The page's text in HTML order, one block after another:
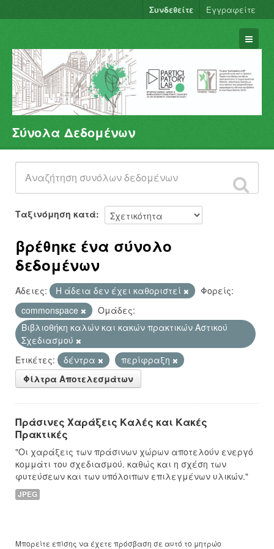
Συνδεθείτε Εγγραφείτε
Σύνολα Δεδομένων
Φορείς
Ομάδες
Σχετικά
Σύνολα Δεδομένων
Ταξινόμηση κατά
βρέθηκε ένα σύνολο
δεδομένων
Άδειες: Η άδεια δεν έχει καθοριστεί
Φορείς:
commonspace
Ομάδες:
Βιβλιοθήκη καλών και κακών πρακτικών Αστικού
Σχεδιασμού
Ετικέτες:
δέντρα
περίφραξη
Φίλτρα Αποτελεσμάτων
Πράσινες Χαράξεις Καλές και Κακές
Πρακτικές
"Οι χαράξεις των πράσινων χώρων αποτελούν ενεργό
κομμάτι του σχεδιασμού. καθώς και η σχέση των
φυτεύσεων και των υπόλοιπων επιλεγμένων υλικών."
JPEG
Μπορείτε επίσης να έχετε πρόσβαση σε αυτό το μητρώο